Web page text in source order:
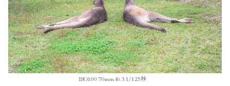
ISO100 70mm f6.3 1/125秒